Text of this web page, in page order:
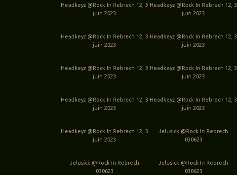
Headkeyz @Rock In Rebrech 12, 3
juin 2023
Headkeyz @Rock In Rebrech 12, 3
juin 2023
Headkeyz @Rock In Rebrech 12, 3
juin 2023
Headkeyz @Rock In Rebrech 12, 3
juin 2023
Headkeyz @Rock In Rebrech 12, 3
juin 2023
Headkeyz @Rock In Rebrech 12, 3
juin 2023
Headkeyz @Rock In Rebrech 12, 3
juin 2023
Headkeyz @Rock In Rebrech 12, 3
juin 2023
Headkeyz @Rock In Rebrech 12, 3
juin 2023
Jelusick @Rock In Rebrech
030623
Jelusick @Rock In Rebrech
030623
Jelusick @Rock In Rebrech
030623